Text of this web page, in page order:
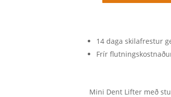
Dent
supports
quantity
14 daga skilafrestur
Frír
Mini Dent Lifter með